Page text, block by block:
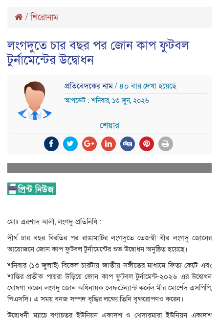
/শিরোনাম
লংগদুতে চার বছর পর জোন কাপ ফুটবল
টুর্নামেন্টের উদ্বোধন
প্রতিবেদকের নাম/ ৪০ বার দেখা হয়েছে
আপডেট : শনিবার, ১৩ জুন, ২০২৬
শেয়ার
মোঃ এরশাদ আলী, লংগদু প্রতিনিধি :
দীর্ঘ চার বছর বিরতির পর রাঙামাটির লংগদুতে তেজস্বী বীর লংগদু জোনের
আয়োজনে জোন কাপ ফুটবল টুর্নামেন্টের শুভ উদ্বোধন অনুষ্ঠিত হয়েছে।
শনিবার (১৩ জুলাই) বিকেল চারটায় জাতীয় সঙ্গীতের মাধ্যমে ফিতা কেটে এবং
শান্তির প্রতীক পায়রা উড়িয়ে জোন কাপ ফুটবল টুর্নামেন্ট-২০২৬ এর উদ্বোধন
ঘোষণা করেন লংগদু জোন অধিনায়ক লেফটেন্যান্ট কর্নেল মীর মোর্শেদ এসপিপি,
পিএসসি। এ সময় বনজ সম্পদ বৃদ্ধির লক্ষ্যে তিনি বৃক্ষরোপণও করেন।
উদ্বোধনী ম্যাচে বগাচতর ইউনিয়ন একাদশ ও খেদারমারা ইউনিয়ন একাদশ